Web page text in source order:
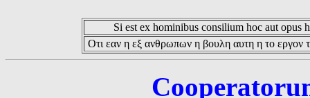
Si est ex hominibus consilium hoc aut opus
Οτι εαν η εξ ανθρωπων η βουλη αυτη η το εργον